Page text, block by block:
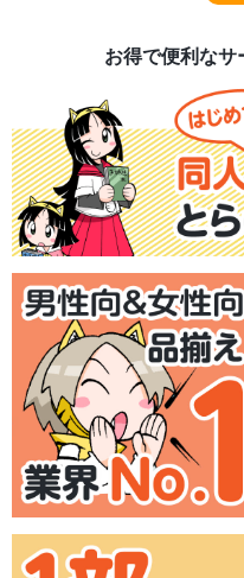
お得で便利なサ